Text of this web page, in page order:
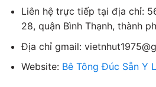
Liên hệ trực tiếp tại địa chỉ:
28, quận Bình Thạnh, thành
Địa chỉ gmail:
Website:Bê Tông Đúc Sẵn Y